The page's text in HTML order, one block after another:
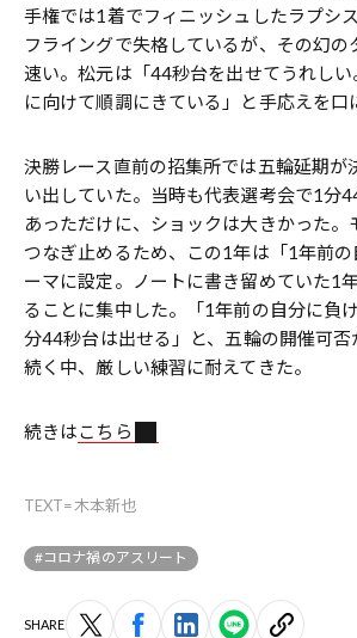
手権では1着でフィニッシュしたラプシ
フライングで失格しているが、その幻
速い。松元は「44秒台を出せてうれし
に向けて順調にきている」と手応えを口
決勝レース直前の招集所では五輪延期が
い出していた。当時も代表選考会で1分
あっただけに、ショックは大きかった。
つなぎ止めるため、この1年は「1年前
ーマに設定。ノートに書き留めていた1
ることに集中した。「1年前の自分に負
分44秒台は出せる」と、五輪の開催可
続く中、厳しい練習に耐えてきた。
続きはこちら
TEXT=木本新也
#コロナ禍のアスリート
SHARE